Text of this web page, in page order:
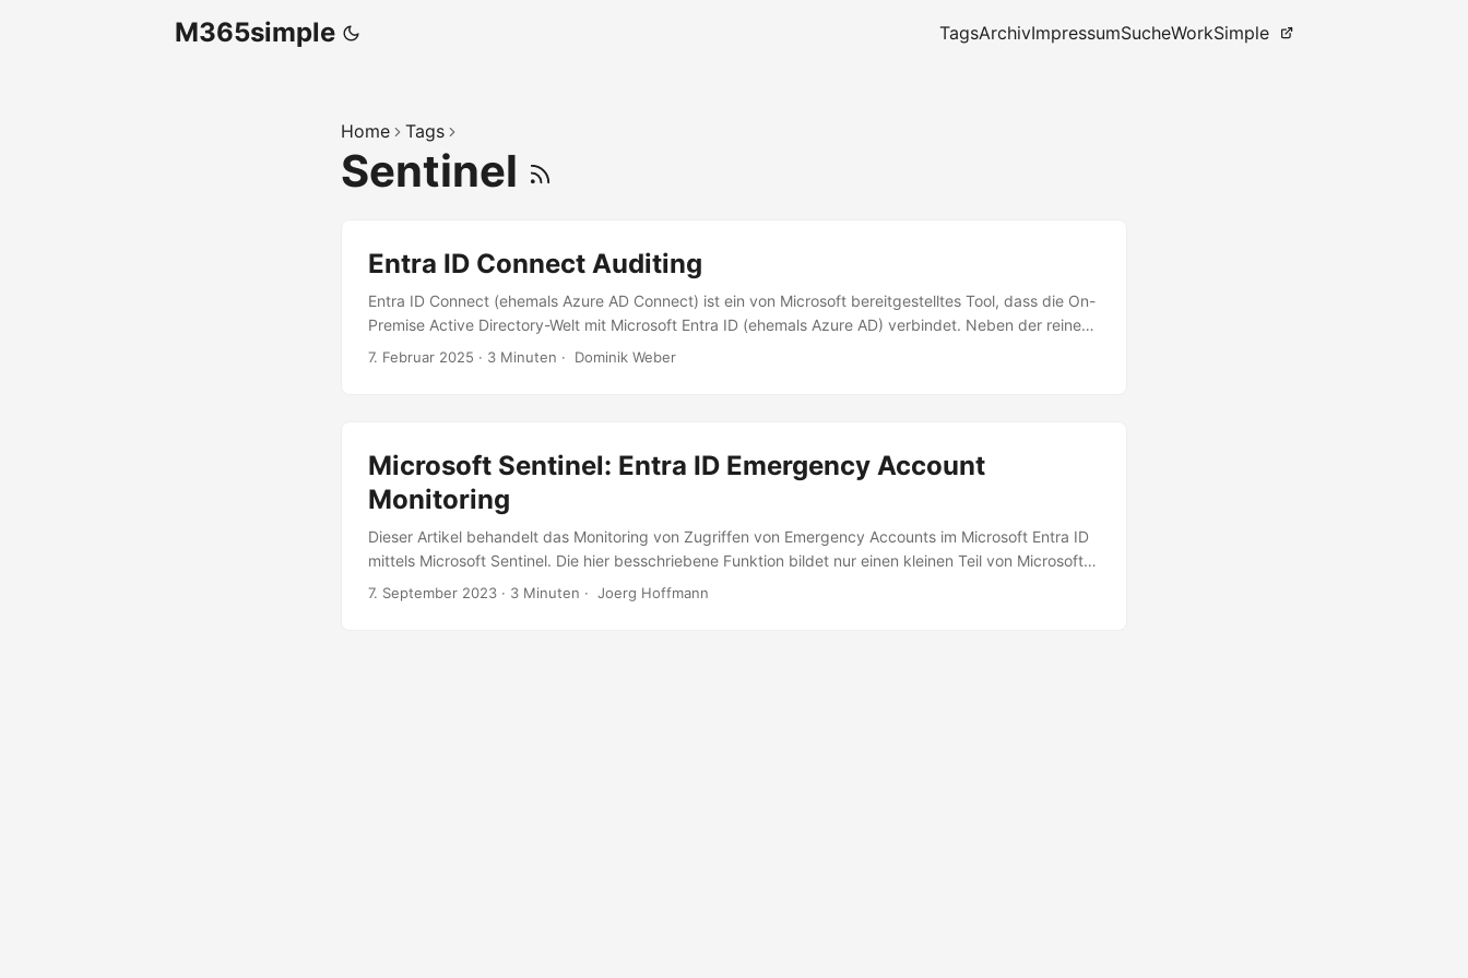
M365simple TagsArchivImpressumSucheWorkSimple
Home Tags
Sentinel
Entra ID Connect Auditing
Entra ID Connect (ehemals Azure AD Connect) ist ein von Microsoft bereitgestelltes Tool, dass die On-
Premise Active Directory-Welt mit Microsoft Entra ID (ehemals Azure AD) verbindet. Neben der reinen
Synchronisierung von Objekten stellt Entra ID Connect zusätzliche Funktionen wie Passwort-Hash-
7. Februar 2025 · 3 Minuten · Dominik Weber
Microsoft Sentinel: Entra ID Emergency Account
Monitoring
Dieser Artikel behandelt das Monitoring von Zugriffen von Emergency Accounts im Microsoft Entra ID
mittels Microsoft Sentinel. Die hier besschriebene Funktion bildet nur einen kleinen Teil von Microsoft
Sentinel ab. Was sind Emergency Accounts? Emergency-, Notfall-, oder auch Break-Glass-Accounts,
7. September 2023 · 3 Minuten · Joerg Hoffmann